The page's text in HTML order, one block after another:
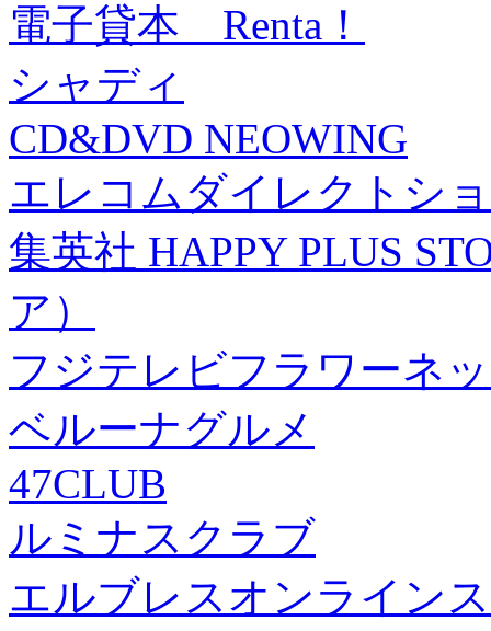
電子貸本 Renta！
シャディ
CD&DVD NEOWING
エレコムダイレクトシ
集英社 HAPPY PLUS
ア）
フジテレビフラワーネ
ベルーナグルメ
47CLUB
ルミナスクラブ
エルブレスオンライン